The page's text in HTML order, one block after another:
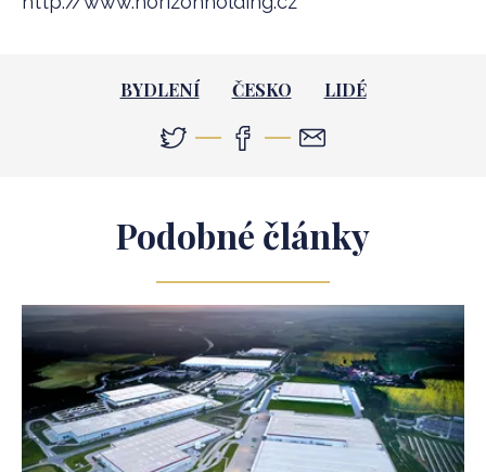
BYDLENÍ ČESKO LIDÉ
Podobné články